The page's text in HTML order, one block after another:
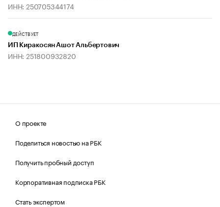
ИНН: 250705344174
ДЕЙСТВУЕТ
ИП Киракосян Ашот Альбертович
ИНН: 251800932820
О проекте
Поделиться новостью на РБК
Получить пробный доступ
Корпоративная подписка РБК
Стать экспертом